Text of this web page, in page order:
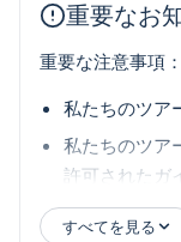
忘れられない
ン
必要に応じて
有効なパスポ
重要なお
重要な注意事項：
私たちのツア
私たちのツア
許可されたガ
すべてを見る